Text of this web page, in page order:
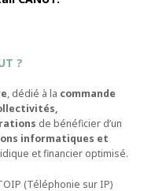
?
, dédié à la commande
de bénéficier d’un
informatiques et
et financier optimisé.
(Téléphonie sur IP)